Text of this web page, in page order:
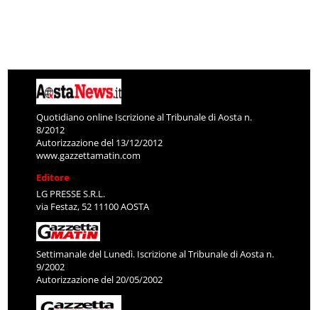
Quotidiano online Iscrizione al Tribunale di Aosta n.
8/2012
Autorizzazione del 13/12/2012
www.gazzettamatin.com
Editore
LG PRESSE S.R.L.
via Festaz, 52 11100 AOSTA
Settimanale del Lunedì. Iscrizione al Tribunale di Aosta n.
9/2002
Autorizzazione del 20/05/2002